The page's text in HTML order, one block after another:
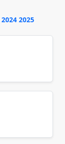
2024 2025